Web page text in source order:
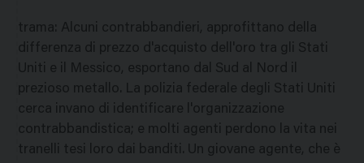
trama: Alcuni contrabbandieri, approfittano della
differenza di prezzo d'acquisto dell'oro tra gli Stati
Uniti e il Messico, esportano dal Sud al Nord il
prezioso metallo. La polizia federale degli Stati Uniti
cerca invano di identificare l'organizzazione
contrabbandistica; e molti agenti perdono la vita nei
tranelli tesi loro dai banditi. Un giovane agente, che è